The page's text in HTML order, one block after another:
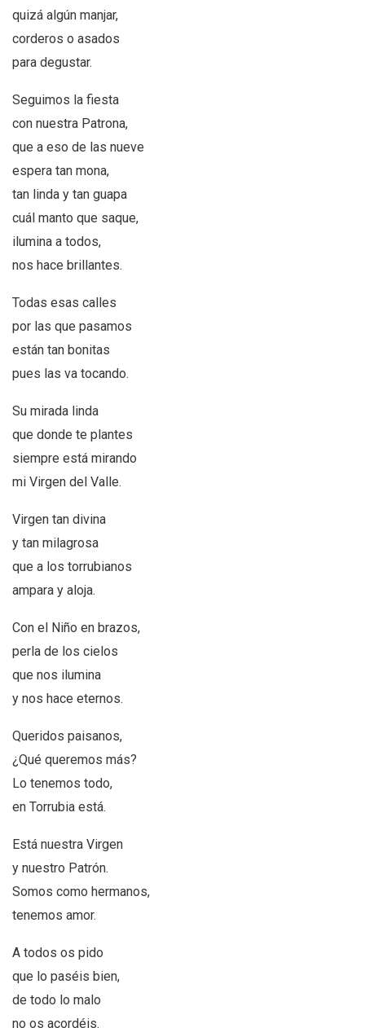
quizá algún manjar,
corderos o asados
para degustar.
Seguimos la fiesta
con nuestra Patrona,
que a eso de las nueve
espera tan mona,
tan linda y tan guapa
cuál manto que saque,
ilumina a todos,
nos hace brillantes.
Todas esas calles
por las que pasamos
están tan bonitas
pues las va tocando.
Su mirada linda
que donde te plantes
siempre está mirando
mi Virgen del Valle.
Virgen tan divina
y tan milagrosa
que a los torrubianos
ampara y aloja.
Con el Niño en brazos,
perla de los cielos
que nos ilumina
y nos hace eternos.
Queridos paisanos,
¿Qué queremos más?
Lo tenemos todo,
en Torrubia está.
Está nuestra Virgen
y nuestro Patrón.
Somos como hermanos,
tenemos amor.
A todos os pido
que lo paséis bien,
de todo lo malo
no os acordéis.